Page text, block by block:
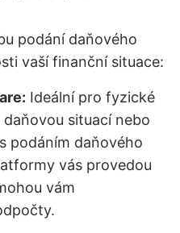
podání daňového
vaší finanční situace:
Ideální pro fyzické
situací nebo
podáním daňového
vás provedou
vám